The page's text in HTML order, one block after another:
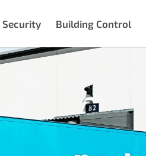
Security Building Control